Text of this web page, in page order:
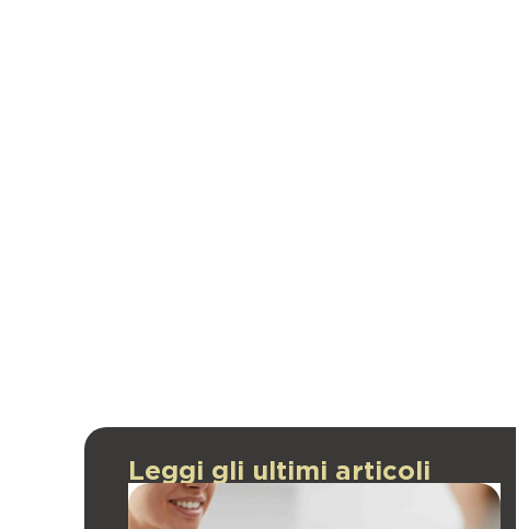
Leggi gli ultimi articoli